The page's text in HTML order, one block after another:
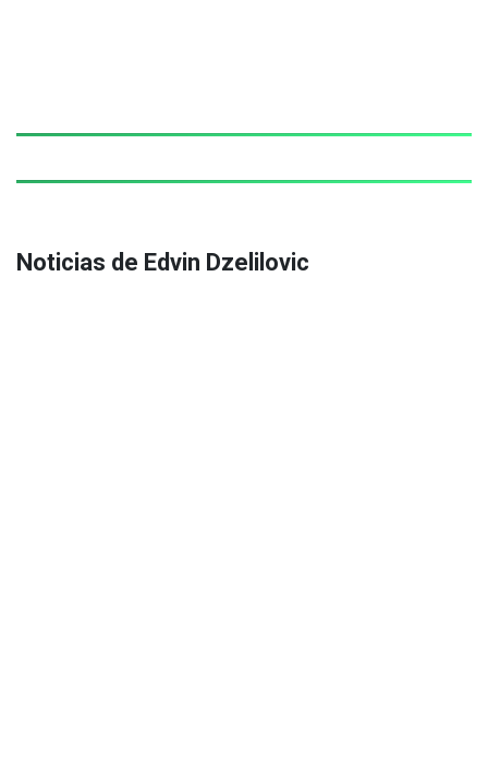
Noticias de Edvin Dzelilovic